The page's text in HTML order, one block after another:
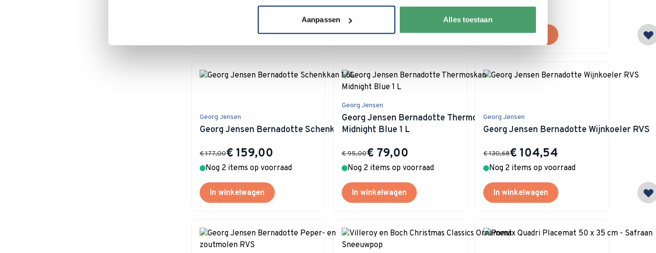
Aanpassen Alles toestaan
In winkelwagen
Nog 3 items op voorraad
In winkelwagen In winkelwagen
Georg Jensen
Georg Jensen Bernadotte Schenkkan 1,6L
Special Price
€ 159,00
€ 177,00
Nog 2 items op voorraad
In winkelwagen
Georg Jensen
Georg Jensen Bernadotte Thermoskan
Midnight Blue 1 L
Special Price
€ 79,00
€ 95,00
Nog 2 items op voorraad
In winkelwagen
Georg Jensen
Georg Jensen Bernadotte Wijnkoeler RVS
Special Price
€ 104,54
€ 130,68
Nog 2 items op voorraad
In winkelwagen